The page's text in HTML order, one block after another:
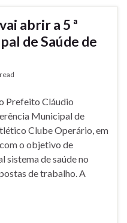
abrir a 5 ª
de Saúde de
Prefeito Cláudio
Municipal de
Clube Operário, em
o objetivo de
sistema de saúde no
de trabalho. A